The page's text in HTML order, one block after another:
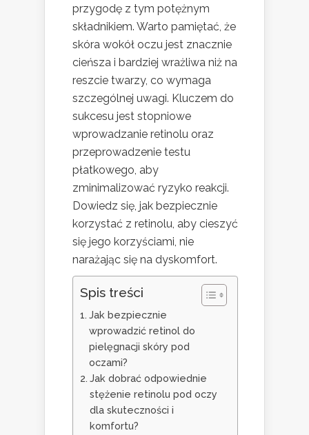
przygodę z tym potężnym
składnikiem. Warto pamiętać, że
skóra wokół oczu jest znacznie
cieńsza i bardziej wrażliwa niż na
reszcie twarzy, co wymaga
szczególnej uwagi. Kluczem do
sukcesu jest stopniowe
wprowadzanie retinolu oraz
przeprowadzenie testu
płatkowego, aby
zminimalizować ryzyko reakcji.
Dowiedz się, jak bezpiecznie
korzystać z retinolu, aby cieszyć
się jego korzyściami, nie
narażając się na dyskomfort.
Spis treści
Jak bezpiecznie
wprowadzić retinol do
pielęgnacji skóry pod
oczami?
Jak dobrać odpowiednie
stężenie retinolu pod oczy
dla skuteczności i
komfortu?